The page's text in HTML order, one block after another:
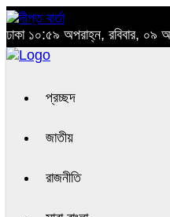
ঢাকা ১০:৫৯ অপরাহ্ন, রবিবার, ০৯
প্রচ্ছদ
জাতীয়
রাজনীতি